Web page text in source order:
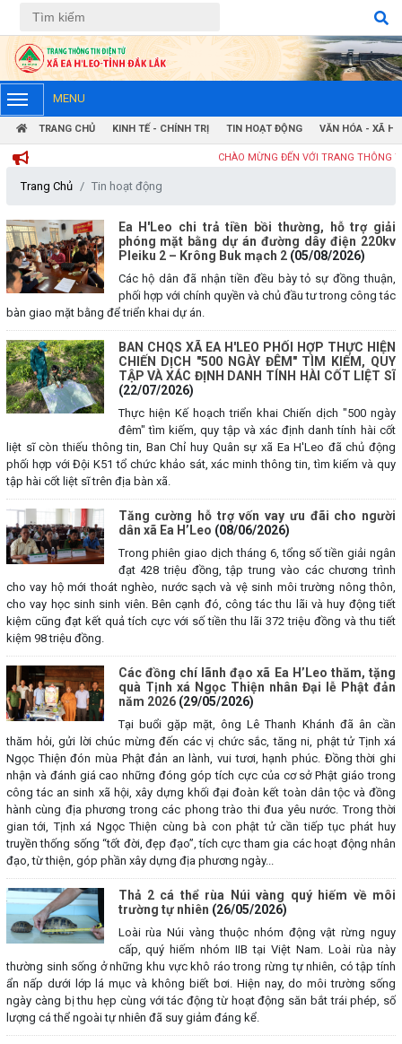
Tiếng Việt Tiếng Anh
MENU
TRANG CHỦ KINH TẾ - CHÍNH TRỊ TIN HOẠT ĐỘNG VĂN HÓA - XÃ
CHÀO MỪNG ĐẾN VỚI TRANG THÔNG TIN
Trang Chủ Tin hoạt động
Ea H'Leo chi trả tiền bồi thường, hỗ trợ giải
phóng mặt bằng dự án đường dây điện 220kv
Pleiku 2 – Krông Buk mạch 2 (05/08/2026)
Các hộ dân đã nhận tiền đều bày tỏ sự đồng thuận,
phối hợp với chính quyền và chủ đầu tư trong công tác
bàn giao mặt bằng để triển khai dự án.
BAN CHQS XÃ EA H'LEO PHỐI HỢP THỰC HIỆN
CHIẾN DỊCH "500 NGÀY ĐÊM" TÌM KIẾM, QUY
TẬP VÀ XÁC ĐỊNH DANH TÍNH HÀI CỐT LIỆT SĨ
(22/07/2026)
Thực hiện Kế hoạch triển khai Chiến dịch "500 ngày
đêm" tìm kiếm, quy tập và xác định danh tính hài cốt
liệt sĩ còn thiếu thông tin, Ban Chỉ huy Quân sự xã Ea H'Leo đã chủ động
phối hợp với Đội K51 tổ chức khảo sát, xác minh thông tin, tìm kiếm và quy
tập hài cốt liệt sĩ trên địa bàn xã.
Tăng cường hỗ trợ vốn vay ưu đãi cho người
dân xã Ea H’Leo (08/06/2026)
Trong phiên giao dịch tháng 6, tổng số tiền giải ngân
đạt 428 triệu đồng, tập trung vào các chương trình
cho vay hộ mới thoát nghèo, nước sạch và vệ sinh môi trường nông thôn,
cho vay học sinh sinh viên. Bên cạnh đó, công tác thu lãi và huy động tiết
kiệm cũng đạt kết quả tích cực với số tiền thu lãi 372 triệu đồng và thu tiết
kiệm 98 triệu đồng.
Các đồng chí lãnh đạo xã Ea H’Leo thăm, tặng
quà Tịnh xá Ngọc Thiện nhân Đại lễ Phật đản
năm 2026 (29/05/2026)
Tại buổi gặp mặt, ông Lê Thanh Khánh đã ân cần
thăm hỏi, gửi lời chúc mừng đến các vị chức sắc, tăng ni, phật tử Tịnh xá
Ngọc Thiện đón mùa Phật đản an lành, vui tươi, hạnh phúc. Đồng thời ghi
nhận và đánh giá cao những đóng góp tích cực của cơ sở Phật giáo trong
công tác an sinh xã hội, xây dựng khối đại đoàn kết toàn dân tộc và đồng
hành cùng địa phương trong các phong trào thi đua yêu nước. Trong thời
gian tới, Tịnh xá Ngọc Thiện cùng bà con phật tử cần tiếp tục phát huy
truyền thống sống “tốt đời, đẹp đạo”, tích cực tham gia các hoạt động nhân
đạo, từ thiện, góp phần xây dựng địa phương ngày...
Thả 2 cá thể rùa Núi vàng quý hiếm về môi
trường tự nhiên (26/05/2026)
Loài rùa Núi vàng thuộc nhóm động vật rừng nguy
cấp, quý hiếm nhóm IIB tại Việt Nam. Loài rùa này
thường sinh sống ở những khu vực khô ráo trong rừng tự nhiên, có tập tính
ẩn nấp dưới lớp lá mục và không biết bơi. Hiện nay, do môi trường sống
ngày càng bị thu hẹp cùng với tác động từ hoạt động săn bắt trái phép, số
lượng cá thể ngoài tự nhiên đã suy giảm đáng kể.